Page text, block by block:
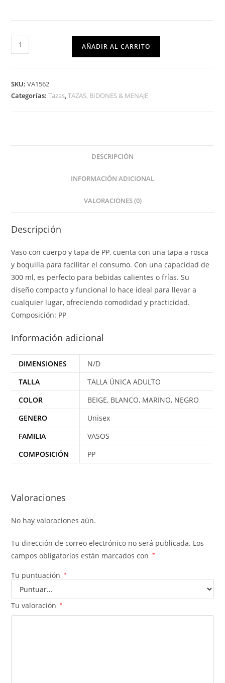
AÑADIR AL CARRITO
SKU:VA1562
Categorías:Tazas,TAZAS, BIDONES & MENAJE
DESCRIPCIÓN
INFORMACIÓN ADICIONAL
VALORACIONES (0)
Descripción
Vaso con cuerpo y tapa de PP, cuenta con una tapa a rosca
y boquilla para facilitar el consumo. Con una capacidad de
300 ml, es perfecto para bebidas calientes o frías. Su
diseño compacto y funcional lo hace ideal para llevar a
cualquier lugar, ofreciendo comodidad y practicidad.
Composición: PP
Información adicional
DIMENSIONES
N/D
TALLA
TALLA ÚNICA ADULTO
COLOR
BEIGE, BLANCO, MARINO, NEGRO
GENERO
Unisex
FAMILIA
VASOS
COMPOSICIÓN
PP
Valoraciones
No hay valoraciones aún.
Tu dirección de correo electrónico no será publicada. Los
campos obligatorios están marcados con
*
Tu puntuación *
Tu valoración *